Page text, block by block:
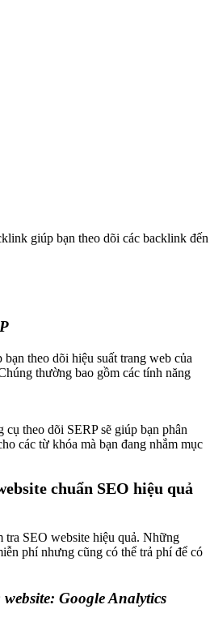
giúp bạn theo dõi các backlink
theo dõi hiệu suất trang web của
thường bao gồm các tính năng
cụ theo dõi SERP sẽ giúp bạn phân
các từ khóa mà bạn đang nhắm mục
chuẩn SEO hiệu quả
SEO website hiệu quả. Những
phí nhưng cũng có thể trả phí để có
Google Analytics